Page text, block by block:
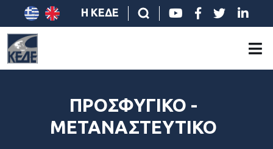
Η ΚΕΔΕ
ΠΡΟΣΦΥΓΙΚΟ -
ΜΕΤΑΝΑΣΤΕΥΤΙΚΟ